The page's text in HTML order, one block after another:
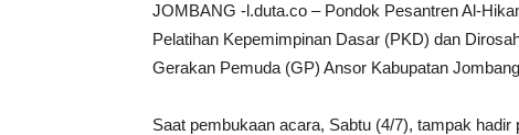
JOMBANG -l.duta.co – Pondok Pesantren Al-
Pelatihan Kepemimpinan Dasar (PKD) dan
Gerakan Pemuda (GP) Ansor Kabupatan
Saat pembukaan acara, Sabtu (4/7), tampak